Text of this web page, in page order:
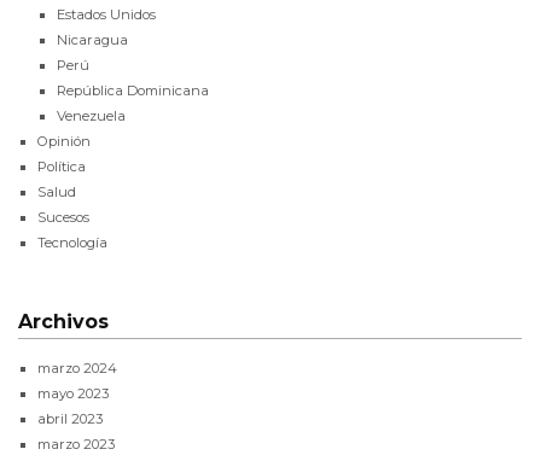
Estados Unidos
Nicaragua
Perú
República Dominicana
Venezuela
Opinión
Política
Salud
Sucesos
Tecnología
Archivos
marzo 2024
mayo 2023
abril 2023
marzo 2023